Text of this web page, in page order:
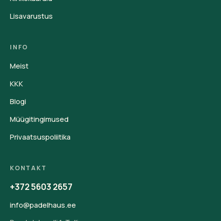
Lisavarustus
INFO
Meist
KKK
Blogi
Müügitingimused
Privaatsuspoliitika
KONTAKT
+372 5603 2657
info@padelhaus.ee